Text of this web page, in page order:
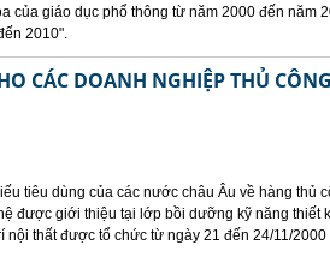
của giáo dục phổ thông từ năm 2000 đến năm
2010".
CÁC DOANH NGHIỆP THỦ
tiêu dùng của các nước châu Âu về hàng thủ
được giới thiệu tại lớp bồi dưỡng kỹ năng thiết
nội thất được tổ chức từ ngày 21 đến 24/11/2000